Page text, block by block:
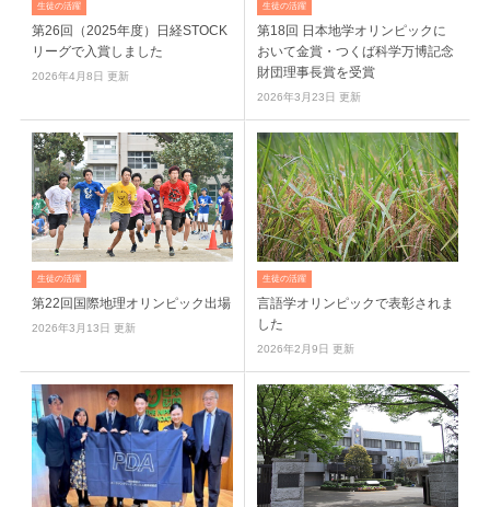
生徒の活躍
第26回（2025年度）日経STOCK
リーグで入賞しました
2026年4月8日 更新
生徒の活躍
第18回 日本地学オリンピックに
おいて金賞・つくば科学万博記念
財団理事長賞を受賞
2026年3月23日 更新
生徒の活躍
第22回国際地理オリンピック出場
2026年3月13日 更新
生徒の活躍
言語学オリンピックで表彰されま
した
2026年2月9日 更新